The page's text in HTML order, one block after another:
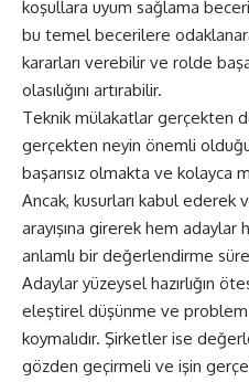
koşullara uyum sağlama
bu temel becerilere
kararları verebilir ve rolde
olasılığını artırabilir.
Teknik mülakatlar gerçekten
gerçekten neyin önemli
başarısız olmakta ve kolayca
Ancak, kusurları kabul ederek
arayışına girerek hem
anlamlı bir değerlendirme
Adaylar yüzeysel hazırlığın
eleştirel düşünme ve
koymalıdır. Şirketler ise
gözden geçirmeli ve işin